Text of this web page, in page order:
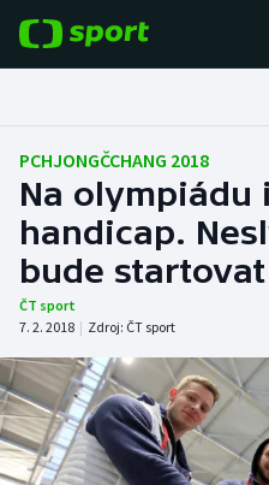
Fotbal
Hokej
Tenis
Atletika
Cyklistika
DALŠÍ SPORTY
PCHJONGČCHANG 2018
Na olympiádu
handicap.
bude
ČT sport
7. 2. 2018 | Zdroj: ČT sport